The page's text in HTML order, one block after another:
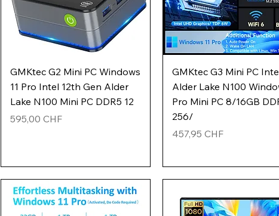
GMKtec G2 Mini PC Windows
11 Pro Intel 12th Gen Alder
Lake N100 Mini PC DDR5 12
Preis
595,00 CHF
GMKtec G3 Mini PC
Alder Lake N100
Pro Mini PC 8/16GB
256/
Preis
457,95 CHF